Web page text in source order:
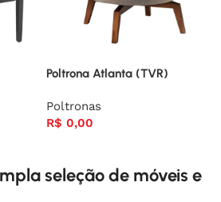
Poltrona Atlanta (TVR)
Poltronas
R$ 0,00
seleção de móveis e